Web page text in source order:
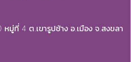
หมู่ที่ 4 ต.เขารูปช้าง อ.เมือง จ.สงขลา